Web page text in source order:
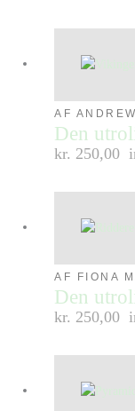
AF
Den
kr. 250,00
AF FIONA
Den
kr. 250,00